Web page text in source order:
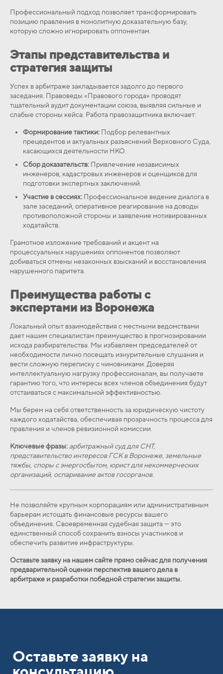
Профессиональный подход позволяет трансформировать
позицию правления в монолитную доказательную базу,
которую сложно игнорировать оппонентам.
Этапы представительства и
стратегия защиты
Успех в арбитраже закладывается задолго до первого
заседания. Правоведы «Правового города» проводят
тщательный аудит документации союза, выявляя сильные и
слабые стороны кейса. Работа правозащитника включает:
Формирование тактики: Подбор релевантных
прецедентов и актуальных разъяснений Верховного Суда,
касающихся деятельности НКО.
Сбор доказательств: Привлечение независимых
инженеров, кадастровых инженеров и оценщиков для
подготовки экспертных заключений.
Участие в сессиях: Профессиональное ведение диалога в
зале заседаний, оперативное реагирование на доводы
противоположной стороны и заявление мотивированных
ходатайств.
Грамотное изложение требований и акцент на
процессуальных нарушениях оппонентов позволяют
добиваться отмены незаконных взысканий и восстановления
нарушенного паритета.
Преимущества работы с
экспертами из Воронежа
Локальный опыт взаимодействия с местными ведомствами
дает нашим специалистам преимущество в прогнозировании
исхода разбирательства. Мы избавляем председателей от
необходимости лично посещать изнурительные слушания и
вести сложную переписку с чиновниками. Доверяя
интеллектуальную нагрузку профессионалам, вы получаете
гарантию того, что интересы всех членов объединения будут
отстаиваться с максимальной эффективностью.
Мы берем на себя ответственность за юридическую чистоту
каждого ходатайства, обеспечивая прозрачность процесса для
правления и членов ревизионной комиссии.
Ключевые фразы: арбитражный суд для СНТ,
представительство интересов ГСК в Воронеже, земельные
тяжбы, споры с энергосбытом, юрист для некоммерческих
организаций, оспаривание актов госорганов.
Не позволяйте крупным корпорациям или административным
барьерам истощать финансовые ресурсы вашего
объединения. Своевременная судебная защита — это
единственный способ сохранить взносы участников и
обеспечить развитие инфраструктуры.
Оставьте заявку на нашем сайте прямо сейчас для получения
предварительной оценки перспектив вашего дела в
арбитраже и разработки победной стратегии защиты.
Оставьте заявку на